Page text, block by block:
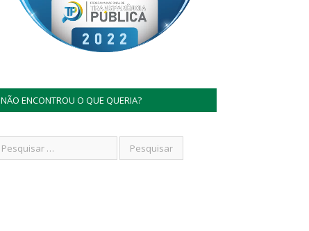
NÃO ENCONTROU O QUE QUERIA?